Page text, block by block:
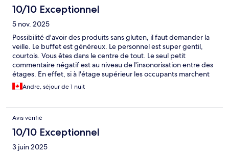
10/10 Exceptionnel
5 nov. 2025
Possibilité d'avoir des produits sans gluten, il faut demander la
veille. Le buffet est généreux. Le personnel est super gentil,
courtois. Vous êtes dans le centre de tout. Le seul petit
commentaire négatif est au niveau de l'insonorisation entre des
étages. En effet, si à l'étage supérieur les occupants marchent
du talon, vous allez les entendre.
Andre, séjour de 1 nuit
Avis vérifié
10/10 Exceptionnel
3 juin 2025